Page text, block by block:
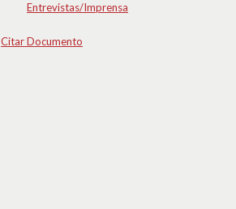
Entrevistas/Imprensa
Citar Documento